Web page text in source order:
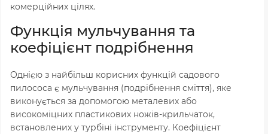
комерційних цілях.
Функція мульчування та
коефіцієнт подрібнення
Однією з найбільш корисних функцій садового
пилососа є мульчування (подрібнення сміття), яке
виконується за допомогою металевих або
високоміцних пластикових ножів-крильчаток,
встановлених у турбіні інструменту. Коефіцієнт